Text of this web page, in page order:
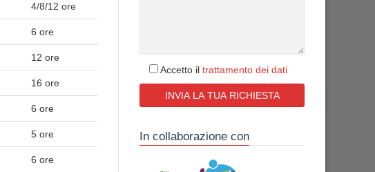
4/8/12 ore
6 ore
12 ore
16 ore
6 ore
5 ore
6 ore
Accetto il trattamento dei dati
In collaborazione con